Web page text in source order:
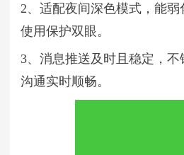
2、适配夜间深色模式，能
使用保护双眼。
3、消息推送及时且稳定，
沟通实时顺畅。